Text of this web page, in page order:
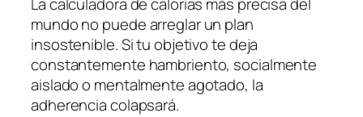
mundo no puede arreglar un plan
insostenible. Si tu objetivo te deja
constantemente hambriento, socialmente
aislado o mentalmente agotado, la
adherencia colapsará.